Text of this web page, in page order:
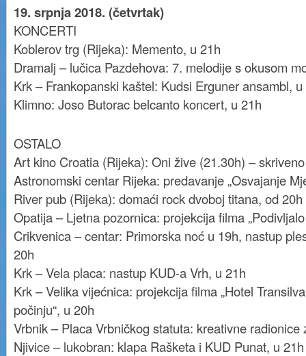
19. srpnja 2018. (četvrtak)
KONCERTI
Koblerov trg (Rijeka): Memento, u 21h
Dramalj – lučica Pazdehova: 7. melodije s okusom
Krk – Frankopanski kaštel: Kudsi Erguner ansambl,
Klimno: Joso Butorac belcanto koncert, u 21h
OSTALO
Art kino Croatia (Rijeka): Oni žive (21.30h) –
Astronomski centar Rijeka: predavanje „Osvajanje
River pub (Rijeka): domaći rock dvoboj titana, od 20h
Opatija – Ljetna pozornica: projekcija filma
Crikvenica – centar: Primorska noć u 19h, nastup
20h
Krk – Vela placa: nastup KUD-a Vrh, u 21h
Krk – Velika vijećnica: projekcija filma „Hotel
počinju“, u 20h
Vrbnik – Placa Vrbničkog statuta: kreativne radionice
Njivice – lukobran: klapa Rašketa i KUD Punat, u 21h